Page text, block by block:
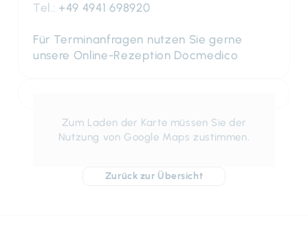
Tel.: +49 4941 698920
Für Terminanfragen nutzen Sie gerne
unsere Online-Rezeption Docmedico
Zum Laden der Karte müssen Sie der
Nutzung von Google Maps zustimmen.
Zurück zur Übersicht